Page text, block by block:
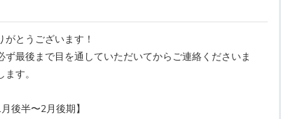
とうございます！
最後まで目を通していただいてからご連絡くださいま
す。
後半〜2月後期】